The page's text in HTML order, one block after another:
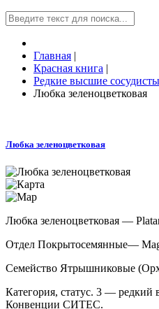
Главная |
Красная книга |
Редкие высшие
Любка зеленоцветковая
Любка зеленоцветковая
Любка зеленоцветковая —
Отдел Покрытосемянные—
Семейство Ятрышниковые
Категория, статус. 3 —
Конвенции СИТЕС.